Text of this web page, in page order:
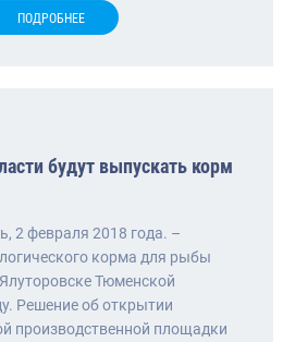
ПОДРОБНЕЕ
будут выпускать корм
2 февраля 2018 года. –
корма для рыбы
Тюменской
Решение об открытии
производственной площадки